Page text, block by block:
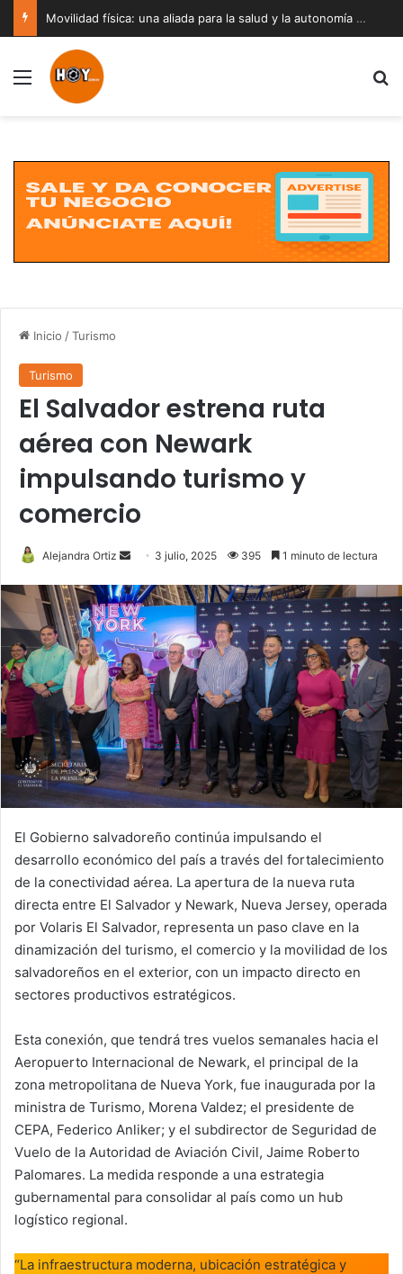
Movilidad física: una aliada para la salud y la autonomía a cualquier edad
Menú
Inicio /Turismo
Turismo
El Salvador estrena ruta
aérea con Newark
impulsando turismo y
comercio
Alejandra Ortiz
Send
email
3 julio, 2025 395 1 minuto de lectura
El Gobierno salvadoreño continúa impulsando el
desarrollo económico del país a través del fortalecimiento
de la conectividad aérea. La apertura de la nueva ruta
directa entre El Salvador y Newark, Nueva Jersey, operada
por Volaris El Salvador, representa un paso clave en la
dinamización del turismo, el comercio y la movilidad de los
salvadoreños en el exterior, con un impacto directo en
sectores productivos estratégicos.
Esta conexión, que tendrá tres vuelos semanales hacia el
Aeropuerto Internacional de Newark, el principal de la
zona metropolitana de Nueva York, fue inaugurada por la
ministra de Turismo, Morena Valdez; el presidente de
CEPA, Federico Anliker; y el subdirector de Seguridad de
Vuelo de la Autoridad de Aviación Civil, Jaime Roberto
Palomares. La medida responde a una estrategia
gubernamental para consolidar al país como un hub
logístico regional.
“La infraestructura moderna, ubicación estratégica y